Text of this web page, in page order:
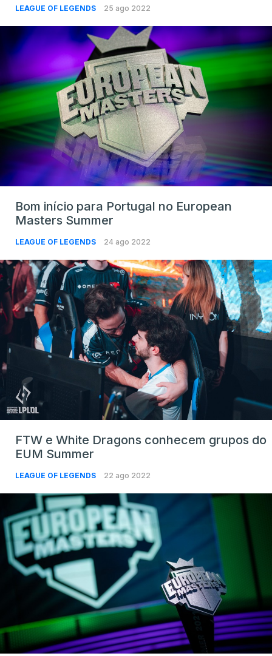
LEAGUE OF LEGENDS 25 ago 2022
Bom início para Portugal no European
Masters Summer
LEAGUE OF LEGENDS 24 ago 2022
FTW e White Dragons conhecem grupos do
EUM Summer
LEAGUE OF LEGENDS 22 ago 2022